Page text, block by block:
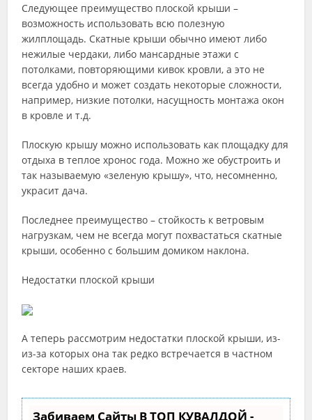
Следующее преимущество плоской крыши –
возможность использовать всю полезную
жилплощадь. Скатные крыши обычно имеют либо
нежилые чердаки, либо мансардные этажи с
потолками, повторяющими кивок кровли, а это не
всегда удобно и может создать некоторые сложности,
например, низкие потолки, насущность монтажа окон
в кровле и т.д.
Плоскую крышу можно использовать как площадку для
отдыха в теплое хронос года. Можно же обустроить и
так называемую «зеленую крышу», что, несомненно,
украсит дача.
Последнее преимущество – стойкость к ветровым
нагрузкам, чем не всегда могут похвастаться скатные
крыши, особенно с большим домиком наклона.
Недостатки плоской крыши
А теперь рассмотрим недостатки плоской крыши, из-
из-за которых она так редко встречается в частном
секторе наших краев.
Забиваем Сайты В ТОП КУВАЛДОЙ -